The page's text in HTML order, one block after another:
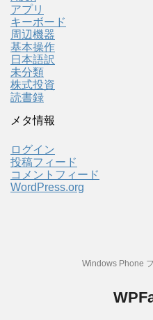
アプリ
キーボード
周辺機器
基本操作
日本語訳
未分類
株式投資
読書録
メタ情報
ログイン
投稿フィード
コメントフィード
WordPress.org
Windows Phone